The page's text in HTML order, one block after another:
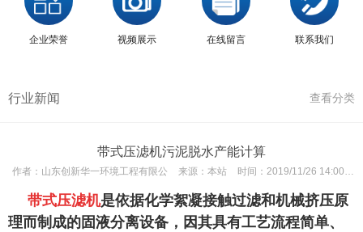
企业荣誉 视频展示 在线留言 联系我们
行业新闻 查看分类
带式压滤机污泥脱水产能计算
作者： 山东创新华一环境工程有限公 来源： 本站 时间： 2019/11/26 14:00:01
带式压滤机是依据化学絮凝接触过滤和机械挤压原
理而制成的固液分离设备，因其具有工艺流程简单、